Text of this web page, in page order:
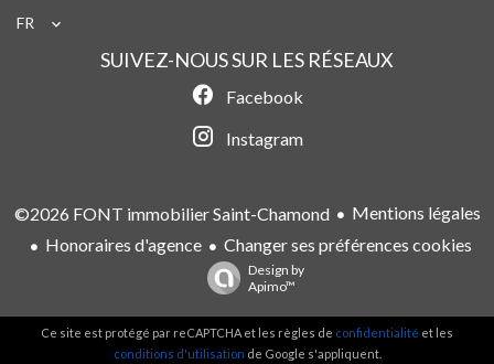
FR
SUIVEZ-NOUS SUR LES RÉSEAUX
Facebook
Instagram
©2026 FONT immobilier Saint-Chamond
Mentions légales
Honoraires d'agence
Changer ses préférences cookies
Design by
Apimo™
Ce site est protégé par reCAPTCHA et les règles de confidentialité et les
conditions d'utilisation de Google s'appliquent.